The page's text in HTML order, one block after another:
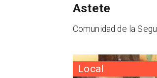
Local
Astete
Comunidad de la